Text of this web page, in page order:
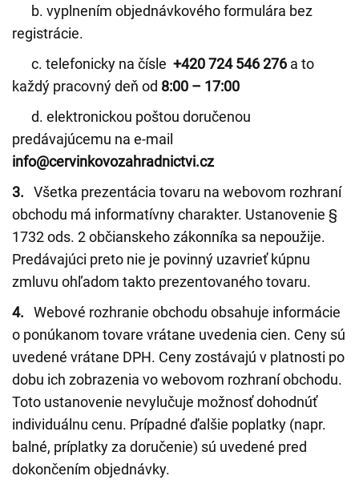
b. vyplnením objednávkového formulára bez
registrácie.
c. telefonicky na čísle +420 724 546 276 a to
každý pracovný deň od 8:00 – 17:00
d. elektronickou poštou doručenou
predávajúcemu na e-mail
info@cervinkovozahradnictvi.cz
3. Všetka prezentácia tovaru na webovom rozhraní
obchodu má informatívny charakter. Ustanovenie §
1732 ods. 2 občianskeho zákonníka sa nepoužije.
Predávajúci preto nie je povinný uzavrieť kúpnu
zmluvu ohľadom takto prezentovaného tovaru.
4. Webové rozhranie obchodu obsahuje informácie
o ponúkanom tovare vrátane uvedenia cien. Ceny sú
uvedené vrátane DPH. Ceny zostávajú v platnosti po
dobu ich zobrazenia vo webovom rozhraní obchodu.
Toto ustanovenie nevylučuje možnosť dohodnúť
individuálnu cenu. Prípadné ďalšie poplatky (napr.
balné, príplatky za doručenie) sú uvedené pred
dokončením objednávky.